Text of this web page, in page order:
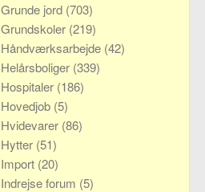
Grunde jord (703)
Grundskoler (219)
Håndværksarbejde (42)
Helårsboliger (339)
Hospitaler (186)
Hovedjob (5)
Hvidevarer (86)
Hytter (51)
Import (20)
Indrejse forum (5)